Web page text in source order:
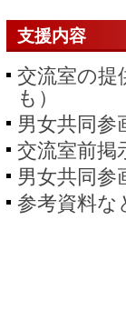
支援内容
交流室の提
も）
男女共同
交流室前掲
男女共同
参考資料な